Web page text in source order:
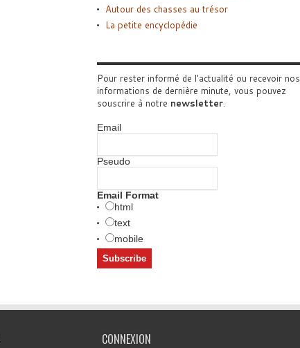
Autour des chasses au trésor
La petite encyclopédie
Pour rester informé de l'actualité ou recevoir nos
informations de dernière minute, vous pouvez
souscrire à notre newsletter.
Email
Pseudo
Email Format
html
text
mobile
CONNEXION